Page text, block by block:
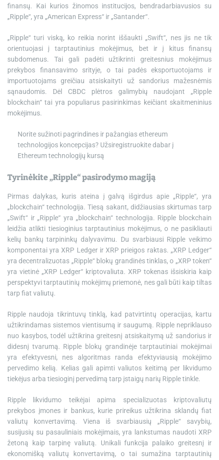
finansų. Kai kurios žinomos institucijos, bendradarbiavusios su
„Ripple“, yra „American Express“ ir „Santander“.
„Ripple“ turi viską, ko reikia norint iššaukti „Swift“, nes jis ne tik
orientuojasi į tarptautinius mokėjimus, bet ir į kitus finansų
subdomenus. Tai gali padėti užtikrinti greitesnius mokėjimus
prekybos finansavimo srityje, o tai padės eksportuotojams ir
importuotojams greičiau atsiskaityti už sandorius mažesnėmis
sąnaudomis. Dėl CBDC plėtros galimybių naudojant „Ripple
blockchain“ tai yra populiarus pasirinkimas keičiant skaitmeninius
mokėjimus.
Norite sužinoti pagrindines ir pažangias ethereum
technologijos koncepcijas? Užsiregistruokite dabar į
Ethereum technologijų kursą
Tyrinėkite „Ripple“ pasirodymo magiją
Pirmas dalykas, kuris ateina į galvą išgirdus apie „Ripple“, yra
„blockchain“ technologija. Tiesą sakant, didžiausias skirtumas tarp
„Swift“ ir „Ripple“ yra „blockchain“ technologija. Ripple blockchain
leidžia atlikti tiesioginius tarptautinius mokėjimus, o ne pasikliauti
kelių bankų tarpininkų dalyvavimu. Du svarbiausi Ripple veikimo
komponentai yra XRP Ledger ir XRP prieigos raktas. „XRP Ledger“
yra decentralizuotas „Ripple“ blokų grandinės tinklas, o „XRP token“
yra vietinė „XRP Ledger“ kriptovaliuta. XRP tokenas išsiskiria kaip
perspektyvi tarptautinių mokėjimų priemonė, nes gali būti kaip tiltas
tarp fiat valiutų.
Ripple naudoja tikrintuvų tinklą, kad patvirtintų operacijas, kartu
užtikrindamas sistemos vientisumą ir saugumą. Ripple nepriklauso
nuo kasybos, todėl užtikrina greitesnį atsiskaitymą už sandorius ir
didesnį tvarumą. Ripple blokų grandinėje tarptautiniai mokėjimai
yra efektyvesni, nes algoritmas randa efektyviausią mokėjimo
pervedimo kelią. Kelias gali apimti valiutos keitimą per likvidumo
tiekėjus arba tiesioginį pervedimą tarp įstaigų narių Ripple tinkle.
Ripple likvidumo teikėjai apima specializuotas kriptovaliutų
prekybos įmones ir bankus, kurie prireikus užtikrina sklandų fiat
valiutų konvertavimą. Viena iš svarbiausių „Ripple“ savybių,
susijusių su pasauliniais mokėjimais, yra lankstumas naudoti XRP
žetoną kaip tarpinę valiutą. Unikali funkcija palaiko greitesnį ir
ekonomišką valiutų konvertavimą, o tai sumažina tarptautinių